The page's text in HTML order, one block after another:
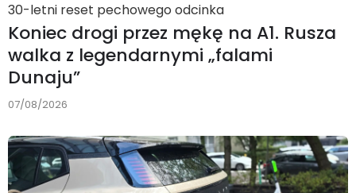
30-letni reset pechowego odcinka
Koniec drogi przez mękę na A1. Rusza
walka z legendarnymi „falami
Dunaju”
07/08/2026